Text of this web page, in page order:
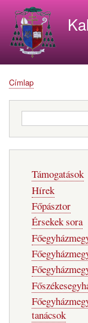
Morzsa
Címlap
Keresés
navigáció
Támogatások
Hírek
Főpásztor
Érsekek sora
tanácsok